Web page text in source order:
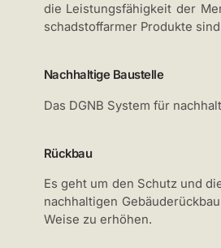
die Leistungsfähigkeit der
schadstoffarmer Produkte
Nachhaltige Baustelle
Das DGNB System für
Rückbau
Es geht um den Schutz und
nachhaltigen
Weise zu erhöhen.